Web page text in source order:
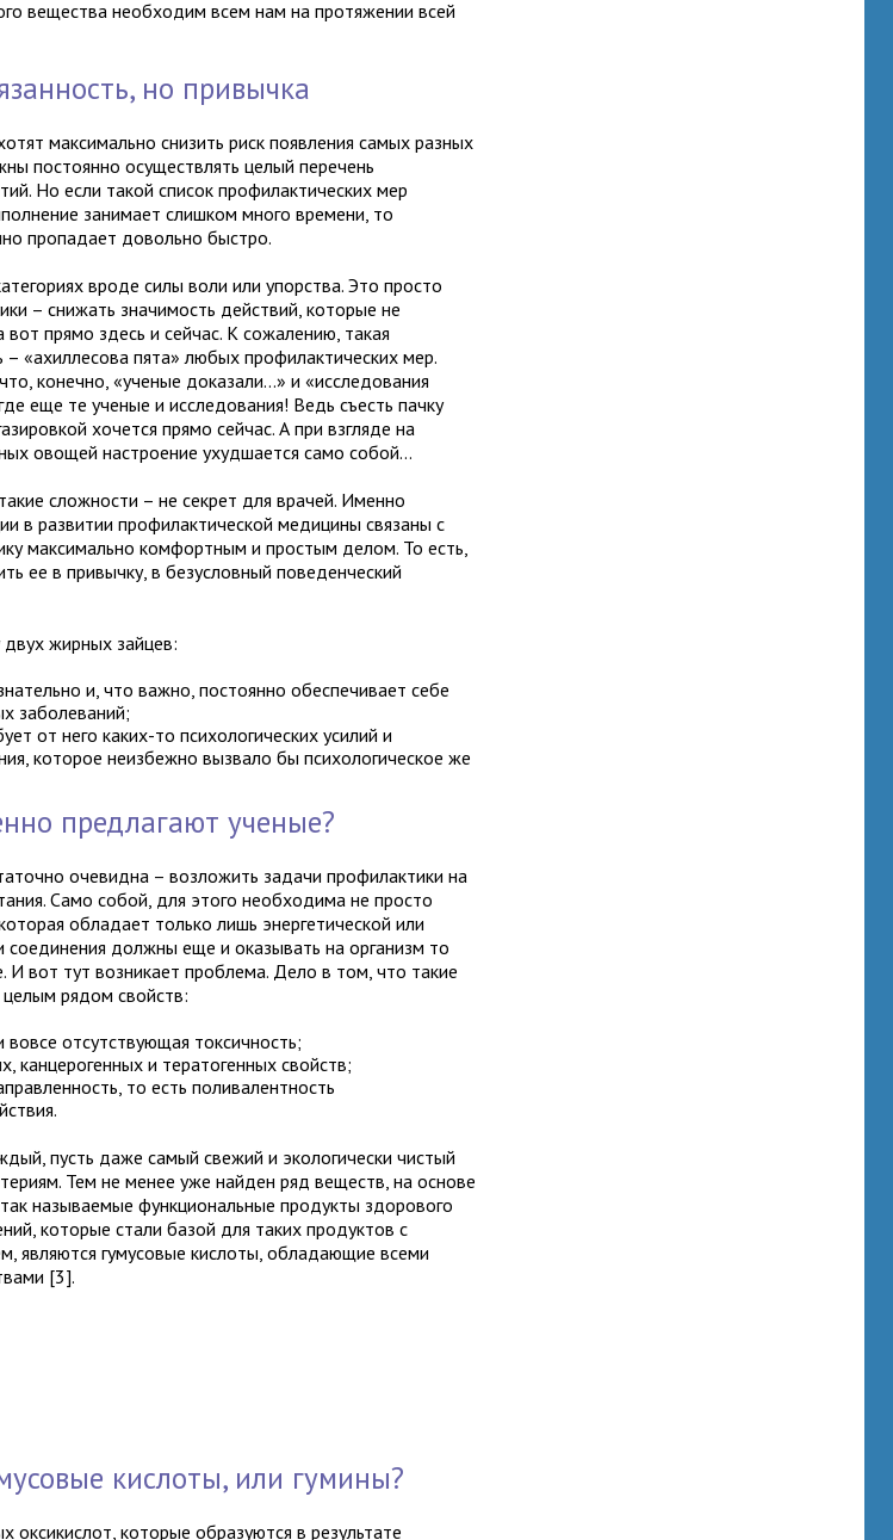
вещества необходим всем нам на протяжении всей
но привычка
максимально снизить риск появления самых разных
постоянно осуществлять целый перечень
Но если такой список профилактических мер
занимает слишком много времени, то
пропадает довольно быстро.
вроде силы воли или упорства. Это просто
– снижать значимость действий, которые не
вот прямо здесь и сейчас. К сожалению, такая
«ахиллесова пята» любых профилактических мер.
конечно, «ученые доказали...» и «исследования
еще те ученые и исследования! Ведь съесть пачку
хочется прямо сейчас. А при взгляде на
овощей настроение ухудшается само собой...
сложности – не секрет для врачей. Именно
в развитии профилактической медицины связаны с
максимально комфортным и простым делом. То есть,
ее в привычку, в безусловный поведенческий
жирных зайцев:
и, что важно, постоянно обеспечивает себе
заболеваний;
от него каких-то психологических усилий и
которое неизбежно вызвало бы психологическое же
предлагают ученые?
очевидна – возложить задачи профилактики на
Само собой, для этого необходима не просто
обладает только лишь энергетической или
соединения должны еще и оказывать на организм то
И вот тут возникает проблема. Дело в том, что такие
рядом свойств:
отсутствующая токсичность;
канцерогенных и тератогенных свойств;
то есть поливалентность
пусть даже самый свежий и экологически чистый
Тем не менее уже найден ряд веществ, на основе
называемые функциональные продукты здорового
которые стали базой для таких продуктов с
являются гумусовые кислоты, обладающие всеми
[3].
кислоты, или гумины?
оксикислот, которые образуются в результате